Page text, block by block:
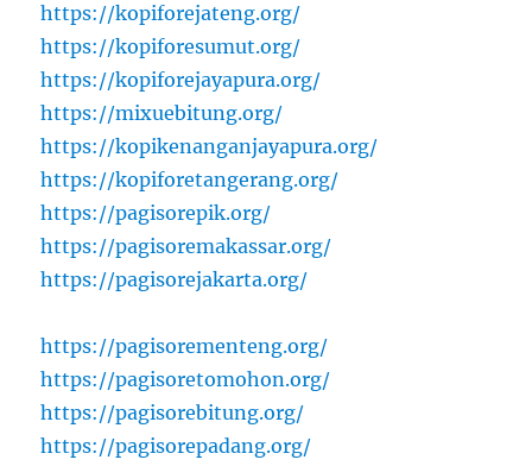
https://kopiforejateng.org/
https://kopiforesumut.org/
https://kopiforejayapura.org/
https://mixuebitung.org/
https://kopikenanganjayapura.org/
https://kopiforetangerang.org/
https://pagisorepik.org/
https://pagisoremakassar.org/
https://pagisorejakarta.org/
https://pagisorementeng.org/
https://pagisoretomohon.org/
https://pagisorebitung.org/
https://pagisorepadang.org/